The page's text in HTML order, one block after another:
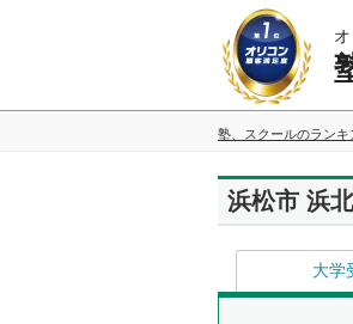
塾、スクールのランキ
浜松市 浜
大学